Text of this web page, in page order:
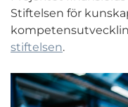
Stiftelsen för
stiftelsen.